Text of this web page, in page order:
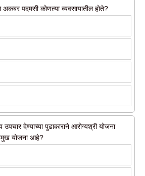
पदमसी कोणत्या व्यवसायातील होते?
उपचार देण्याच्या पुढाकाराने आरोग्यश्री योजना
योजना आहे?